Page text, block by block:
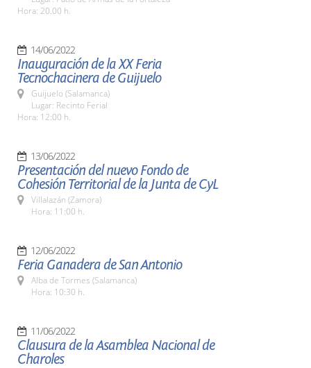
Hora: 20.00 h.
14/06/2022
Inauguración de la XX Feria
Tecnochacinera de Guijuelo
Guijuelo (Salamanca)
Lugar: Recinto Ferial
Hora: 12:00 h.
13/06/2022
Presentación del nuevo Fondo de
Cohesión Territorial de la Junta de CyL
Villalazán (Zamora)
Hora: 11:00 h.
12/06/2022
Feria Ganadera de San Antonio
Alba de Tormes (Salamanca)
Hora: 10:30 h.
11/06/2022
Clausura de la Asamblea Nacional de
Charoles